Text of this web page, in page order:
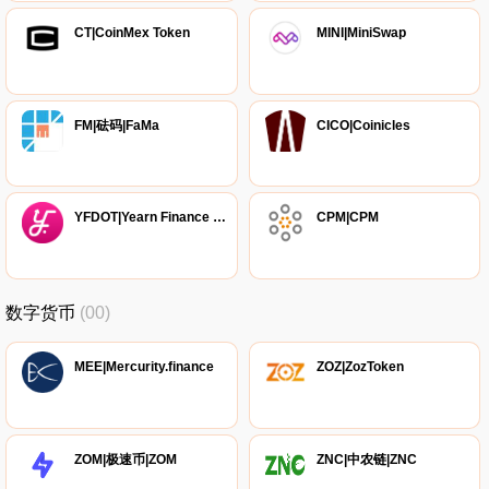
CT|CoinMex Token MINI|MiniSwap
FM|砝码|FaMa CICO|Coinicles
YFDOT|Yearn Finance Dot CPM|CPM
数字货币 (00)
MEE|Mercurity.finance ZOZ|ZozToken
ZOM|极速币|ZOM ZNC|中农链|ZNC